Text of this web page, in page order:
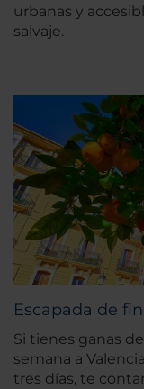
urbanas y
salvaje.
Escapada de
Si tienes ganas
semana a
tres días, te